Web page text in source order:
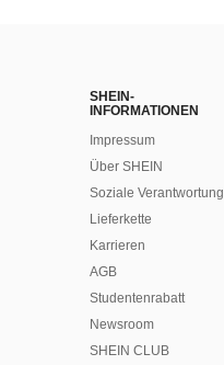
SHEIN-
INFORMATIONEN
Impressum
Über SHEIN
Soziale Verantwortung
Lieferkette
Karrieren
AGB
Studentenrabatt
Newsroom
SHEIN CLUB